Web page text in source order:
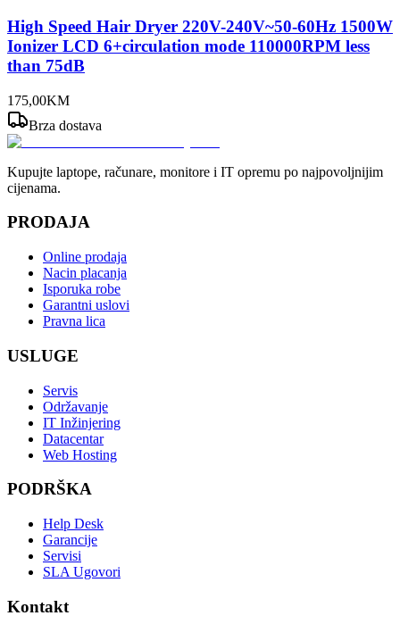
High Speed Hair Dryer 220V-240V~50-60Hz 1500W
Ionizer LCD 6+circulation mode 110000RPM less
than 75dB
175,00KM
Brza dostava
Kupujte laptope, računare, monitore i IT opremu po najpovoljnijim
cijenama.
PRODAJA
Online prodaja
Nacin placanja
Isporuka robe
Garantni uslovi
Pravna lica
USLUGE
Servis
Održavanje
IT Inžinjering
Datacentar
Web Hosting
PODRŠKA
Help Desk
Garancije
Servisi
SLA Ugovori
Kontakt